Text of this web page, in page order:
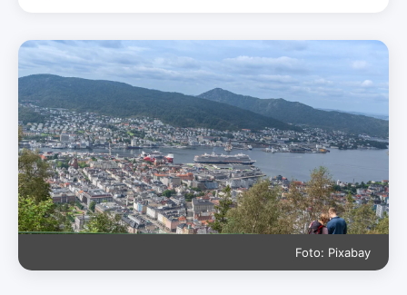
Foto: Pixabay